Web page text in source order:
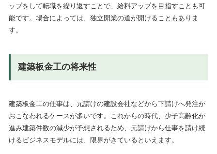
ップをして転職を繰り返すことで、給料アップを目指すことも可
能です。場合によっては、独立開業の道が開けることもありま
す。
建築板金工の将来性
建築板金工の仕事は、元請けの建設会社などから下請けへ発注が
おこなわれるケースが多いです。これからの時代、少子高齢化が
進み建築件数の減少が予想されるため、元請けから仕事を請け続
けるビジネスモデルには、限界がきているといえます。